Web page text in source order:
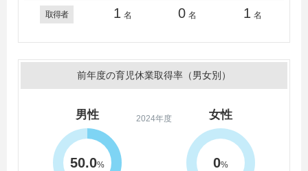
取得者 1 名 0 名 1 名
前年度の育児休業取得率（男女別）
2024年度
男性
50.0%
女性
0%